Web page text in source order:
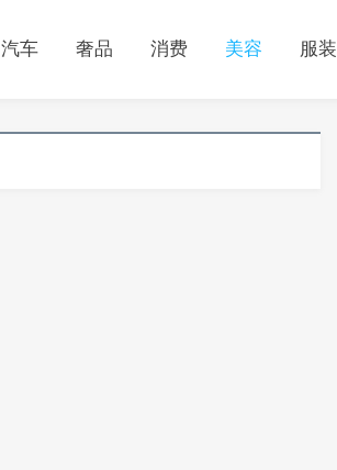
汽车 奢品 消费 美容 服装